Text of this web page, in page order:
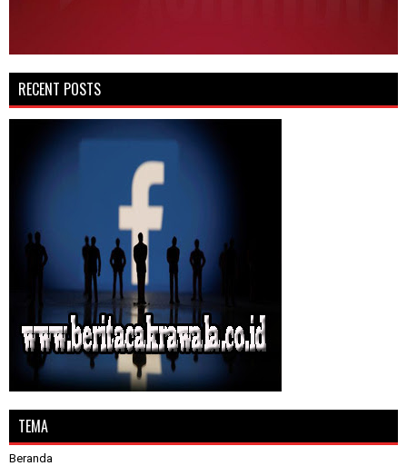
RECENT POSTS
TEMA
Beranda